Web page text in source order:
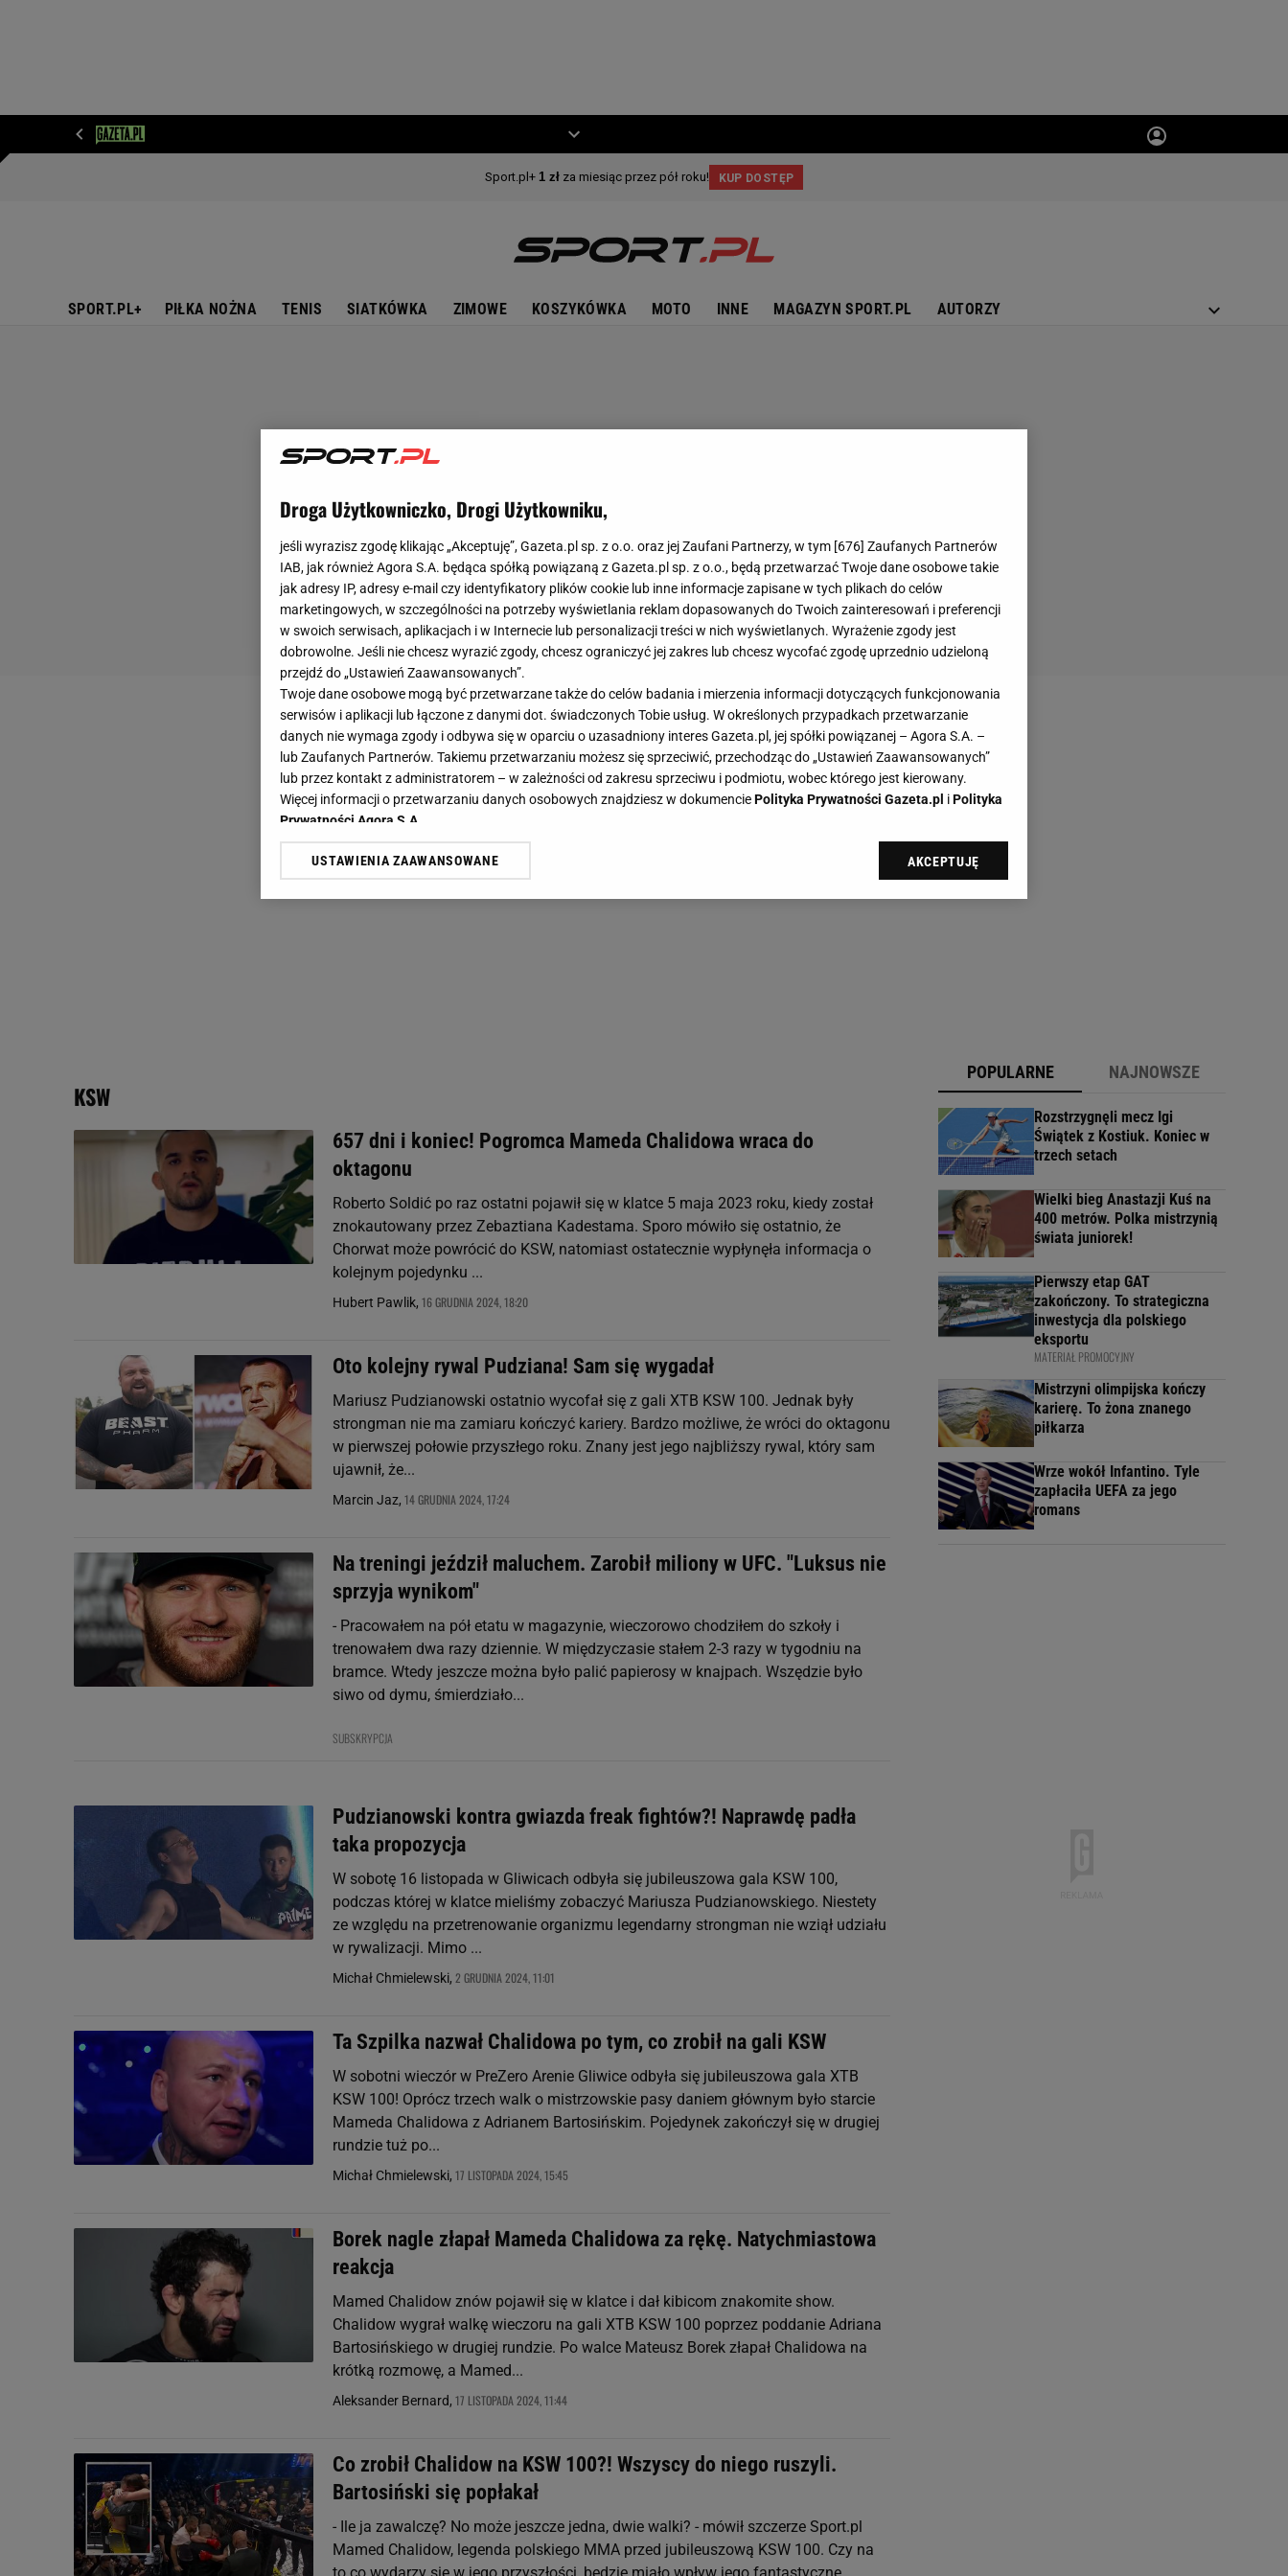
SPORT.PL+ PIŁKA NOŻNA TENIS SIATKÓWKA ZIMOWE KOSZYKÓWKA MOTO INNE MAGAZYN SPORT.PL AUTORZY
KSW
657 dni i koniec! Pogromca Mameda Chalidowa wraca do
oktagonu
Roberto Soldić po raz ostatni pojawił się w klatce 5 maja 2023 roku, kiedy został
znokautowany przez Zebaztiana Kadestama. Sporo mówiło się ostatnio, że
Chorwat może powrócić do KSW, natomiast ostatecznie wypłynęła informacja o
kolejnym pojedynku ...
Hubert Pawlik, 16 GRUDNIA 2024, 18:20
Oto kolejny rywal Pudziana! Sam się wygadał
Mariusz Pudzianowski ostatnio wycofał się z gali XTB KSW 100. Jednak były
strongman nie ma zamiaru kończyć kariery. Bardzo możliwe, że wróci do oktagonu
w pierwszej połowie przyszłego roku. Znany jest jego najbliższy rywal, który sam
ujawnił, że...
Marcin Jaz, 14 GRUDNIA 2024, 17:24
Na treningi jeździł maluchem. Zarobił miliony w UFC. "Luksus nie
sprzyja wynikom"
- Pracowałem na pół etatu w magazynie, wieczorowo chodziłem do szkoły i
trenowałem dwa razy dziennie. W międzyczasie stałem 2-3 razy w tygodniu na
bramce. Wtedy jeszcze można było palić papierosy w knajpach. Wszędzie było
siwo od dymu, śmierdziało...
SUBSKRYPCJA
Pudzianowski kontra gwiazda freak fightów?! Naprawdę padła
taka propozycja
W sobotę 16 listopada w Gliwicach odbyła się jubileuszowa gala KSW 100,
podczas której w klatce mieliśmy zobaczyć Mariusza Pudzianowskiego. Niestety
ze względu na przetrenowanie organizmu legendarny strongman nie wziął udziału
w rywalizacji. Mimo ...
Michał Chmielewski, 2 GRUDNIA 2024, 11:01
Ta Szpilka nazwał Chalidowa po tym, co zrobił na gali KSW
W sobotni wieczór w PreZero Arenie Gliwice odbyła się jubileuszowa gala XTB
KSW 100! Oprócz trzech walk o mistrzowskie pasy daniem głównym było starcie
Mameda Chalidowa z Adrianem Bartosińskim. Pojedynek zakończył się w drugiej
rundzie tuż po...
Michał Chmielewski, 17 LISTOPADA 2024, 15:45
Borek nagle złapał Mameda Chalidowa za rękę. Natychmiastowa
reakcja
Mamed Chalidow znów pojawił się w klatce i dał kibicom znakomite show.
Chalidow wygrał walkę wieczoru na gali XTB KSW 100 poprzez poddanie Adriana
Bartosińskiego w drugiej rundzie. Po walce Mateusz Borek złapał Chalidowa na
krótką rozmowę, a Mamed...
Aleksander Bernard, 17 LISTOPADA 2024, 11:44
Co zrobił Chalidow na KSW 100?! Wszyscy do niego ruszyli.
Bartosiński się popłakał
- Ile ja zawalczę? No może jeszcze jedna, dwie walki? - mówił szczerze Sport.pl
Mamed Chalidow, legenda polskiego MMA przed jubileuszową KSW 100. Czy na
POPULARNE NAJNOWSZE
Rozstrzygnęli mecz Igi
Świątek z Kostiuk. Koniec w
trzech setach
Wielki bieg Anastazji Kuś na
400 metrów. Polka mistrzynią
świata juniorek!
Pierwszy etap GAT
zakończony. To strategiczna
inwestycja dla polskiego
eksportu
MATERIAŁ PROMOCYJNY
Mistrzyni olimpijska kończy
karierę. To żona znanego
piłkarza
Wrze wokół Infantino. Tyle
zapłaciła UEFA za jego
romans
Droga Użytkowniczko, Drogi Użytkowniku,
jeśli wyrazisz zgodę klikając „Akceptuję”, Gazeta.pl sp. z o.o. oraz jej Zaufani Partnerzy, w tym [676] Zaufanych Partnerów
IAB, jak również Agora S.A. będąca spółką powiązaną z Gazeta.pl sp. z o.o., będą przetwarzać Twoje dane osobowe takie
jak adresy IP, adresy e-mail czy identyfikatory plików cookie lub inne informacje zapisane w tych plikach do celów
marketingowych, w szczególności na potrzeby wyświetlania reklam dopasowanych do Twoich zainteresowań i preferencji
w swoich serwisach, aplikacjach i w Internecie lub personalizacji treści w nich wyświetlanych. Wyrażenie zgody jest
dobrowolne. Jeśli nie chcesz wyrazić zgody, chcesz ograniczyć jej zakres lub chcesz wycofać zgodę uprzednio udzieloną
przejdź do „Ustawień Zaawansowanych”.
Twoje dane osobowe mogą być przetwarzane także do celów badania i mierzenia informacji dotyczących funkcjonowania
serwisów i aplikacji lub łączone z danymi dot. świadczonych Tobie usług. W określonych przypadkach przetwarzanie
danych nie wymaga zgody i odbywa się w oparciu o uzasadniony interes Gazeta.pl, jej spółki powiązanej – Agora S.A. –
lub Zaufanych Partnerów. Takiemu przetwarzaniu możesz się sprzeciwić, przechodząc do „Ustawień Zaawansowanych”
lub przez kontakt z administratorem – w zależności od zakresu sprzeciwu i podmiotu, wobec którego jest kierowany.
Więcej informacji o przetwarzaniu danych osobowych znajdziesz w dokumenciePolityka Prywatności Gazeta.pl iPolityka
Prywatności Agora S.A.
Klikając „Akceptuję” wyrażasz też zgodę na zainstalowanie i przechowywanie plików cookie Gazeta.pl sp. z o.o., jej
Zaufanych Partnerów i Agora S.A. na Twoim urządzeniu końcowym. Możesz w każdej chwili zmienić swoje preferencje
USTAWIENIA ZAAWANSOWANE AKCEPTUJĘ